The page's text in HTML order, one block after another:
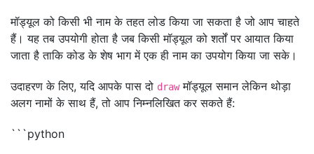
मॉड्यूल को किसी भी नाम के तहत लोड किया जा सकता है जो आप चाहते
हैं। यह तब उपयोगी होता है जब किसी मॉड्यूल को शर्तों पर आयात किया
जाता है ताकि कोड के शेष भाग में एक ही नाम का उपयोग किया जा सके।
उदाहरण के लिए, यदि आपके पास दो drawमॉड्यूल समान लेकिन थोड़ा
अलग नामों के साथ हैं, तो आप निम्नलिखित कर सकते हैं:
```python